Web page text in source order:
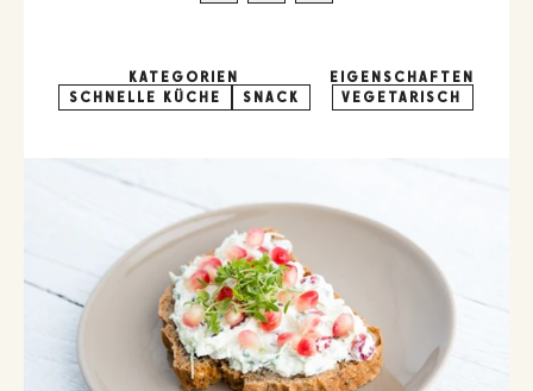
KATEGORIEN
SCHNELLE KÜCHE
SNACK
EIGENSCHAFTEN
VEGETARISCH